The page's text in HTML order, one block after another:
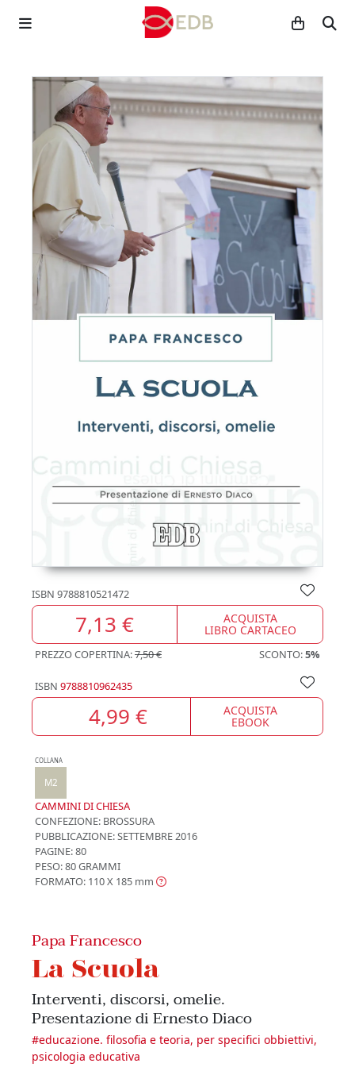
ISBN 9788810521472
7,13 € ACQUISTA
LIBRO CARTACEO
PREZZO COPERTINA:7,50 € SCONTO:5%
ISBN 9788810962435
4,99 € ACQUISTA
EBOOK
COLLANA
M2
CAMMINI DI CHIESA
CONFEZIONE: BROSSURA
PUBBLICAZIONE:SETTEMBRE 2016
PAGINE: 80
PESO: 80 GRAMMI
FORMATO: 110 X 185 mm
Papa Francesco
La Scuola
Interventi, discorsi, omelie.
Presentazione di Ernesto Diaco
#educazione. filosofia e teoria, per specifici obbiettivi,
psicologia educativa